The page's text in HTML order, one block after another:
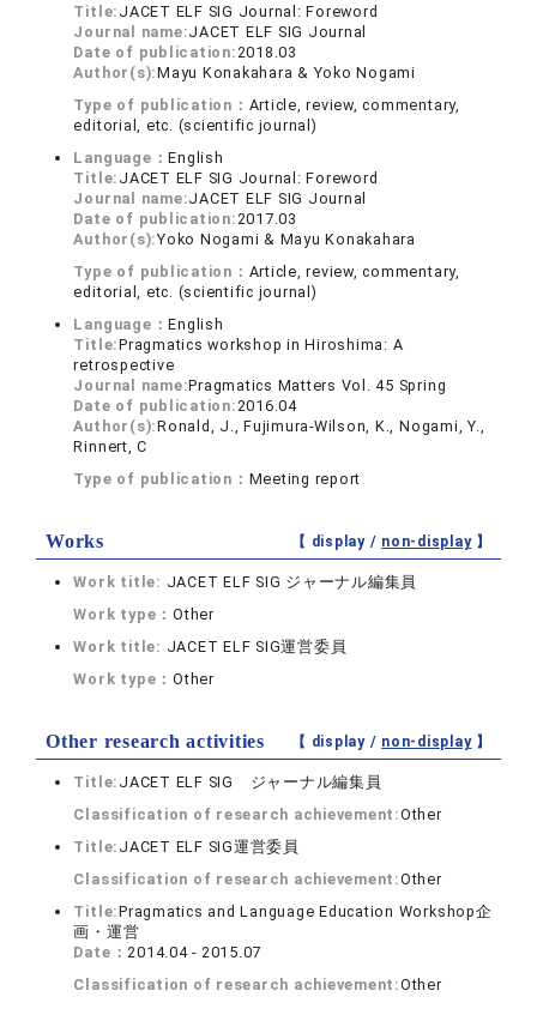
Title: JACET ELF SIG Journal: Foreword
Journal name:JACET ELF SIG Journal
Date of publication:2018.03
Author(s):Mayu Konakahara & Yoko Nogami
Type of publication： Article, review, commentary,
editorial, etc. (scientific journal)
Language：English
Title: JACET ELF SIG Journal: Foreword
Journal name:JACET ELF SIG Journal
Date of publication:2017.03
Author(s):Yoko Nogami & Mayu Konakahara
Type of publication： Article, review, commentary,
editorial, etc. (scientific journal)
Language：English
Title:Pragmatics workshop in Hiroshima: A
retrospective
Journal name:Pragmatics Matters Vol. 45 Spring
Date of publication:2016.04
Author(s):Ronald, J., Fujimura-Wilson, K., Nogami, Y.,
Rinnert, C
Type of publication： Meeting report
Works 【 display / non-display】
Work title: JACET ELF SIG ジャーナル編集員
Work type：Other
Work title: JACET ELF SIG運営委員
Work type：Other
Other research activities 【 display / non-display】
Title: JACET ELF SIG ジャーナル編集員
Classification of research achievement:Other
Title: JACET ELF SIG運営委員
Classification of research achievement:Other
Title:Pragmatics and Language Education Workshop企
画・運営
Date：2014.04 - 2015.07
Classification of research achievement:Other